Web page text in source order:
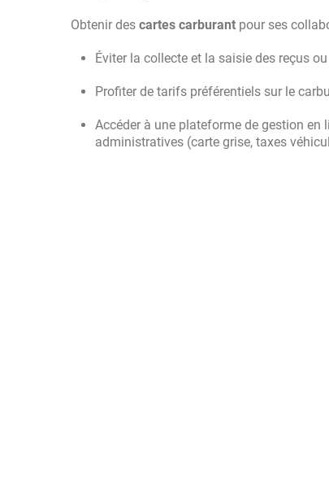
Obtenir des cartes carburant pour ses
Éviter la collecte et la saisie des reçus
Profiter de tarifs préférentiels sur le
Accéder à une plateforme de gestion
administratives (carte grise, taxes